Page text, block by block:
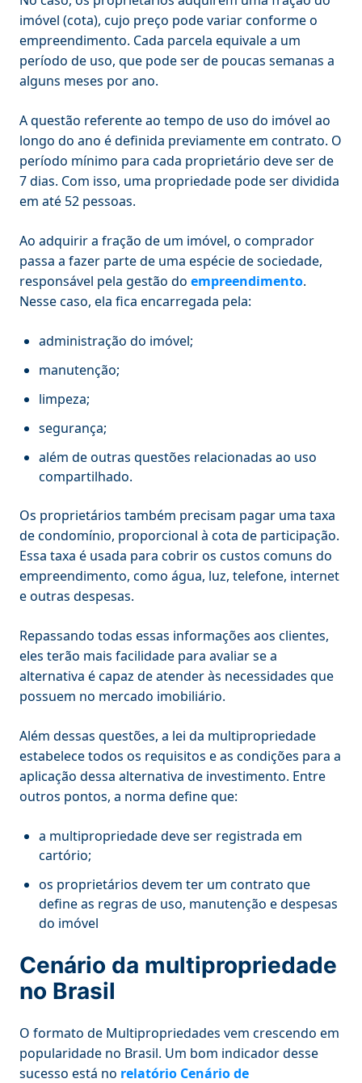
imóvel (cota), cujo preço pode variar conforme o
empreendimento. Cada parcela equivale a um
período de uso, que pode ser de poucas semanas a
alguns meses por ano.
A questão referente ao tempo de uso do imóvel ao
longo do ano é definida previamente em contrato. O
período mínimo para cada proprietário deve ser de
7 dias. Com isso, uma propriedade pode ser dividida
em até 52 pessoas.
Ao adquirir a fração de um imóvel, o comprador
passa a fazer parte de uma espécie de sociedade,
responsável pela gestão do empreendimento.
Nesse caso, ela fica encarregada pela:
administração do imóvel;
manutenção;
limpeza;
segurança;
além de outras questões relacionadas ao uso
compartilhado.
Os proprietários também precisam pagar uma taxa
de condomínio, proporcional à cota de participação.
Essa taxa é usada para cobrir os custos comuns do
empreendimento, como água, luz, telefone, internet
e outras despesas.
Repassando todas essas informações aos clientes,
eles terão mais facilidade para avaliar se a
alternativa é capaz de atender às necessidades que
possuem no mercado imobiliário.
Além dessas questões, a lei da multipropriedade
estabelece todos os requisitos e as condições para a
aplicação dessa alternativa de investimento. Entre
outros pontos, a norma define que:
a multipropriedade deve ser registrada em
cartório;
os proprietários devem ter um contrato que
define as regras de uso, manutenção e despesas
do imóvel
Cenário da multipropriedade
no Brasil
O formato de Multipropriedades vem crescendo em
popularidade no Brasil. Um bom indicador desse
sucesso está no relatório Cenário de